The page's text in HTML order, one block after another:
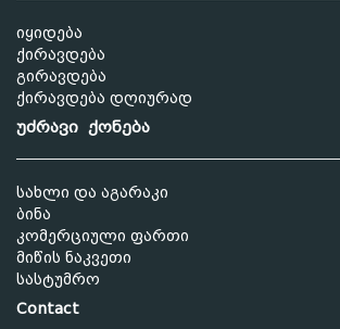
იყიდება
ქირავდება
გირავდება
ქირავდება დღიურად
უძრავი ქონება
სახლი და აგარაკი
ბინა
კომერციული ფართი
მიწის ნაკვეთი
სასტუმრო
Contact